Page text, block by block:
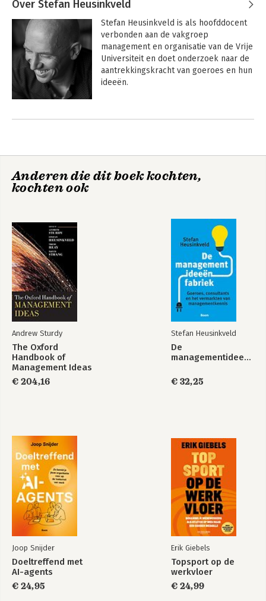
Over Stefan Heusinkveld
Stefan Heusinkveld is als hoofddocent
verbonden aan de vakgroep
management en organisatie van de Vrije
Universiteit en doet onderzoek naar de
aantrekkingskracht van goeroes en hun
ideeën.
Andere boeken door Stefan
De
The Flow of
Management Ideas
The Oxford
Handbook of
Management Ideas
Bekijk alle boeken
Anderen die dit boek kochten,
kochten ook
Andrew Sturdy
The Oxford
Handbook of
Management Ideas
€ 204,16
Stefan Heusinkveld
De
managementideeënfabriek
€ 32,25
Joop Snijder
Doeltreffend met
AI-agents
€ 24,95
Erik Giebels
Topsport op de
werkvloer
€ 24,99